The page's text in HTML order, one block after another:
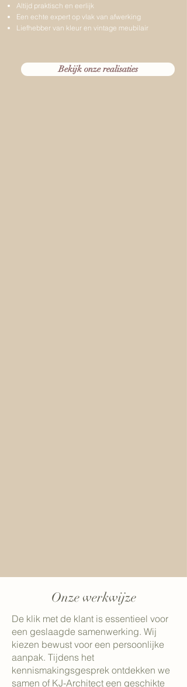
Altijd praktisch en eerlijk
Een echte expert op vlak van afwerking
Liefhebber van kleur en vintage meubilair
Bekijk onze realisaties
Onze werkwijze
De klik met de klant is essentieel voor
een geslaagde samenwerking. Wij
kiezen bewust voor een persoonlijke
aanpak. Tijdens het
kennismakingsgesprek ontdekken we
samen of KJ-Architect een geschikte